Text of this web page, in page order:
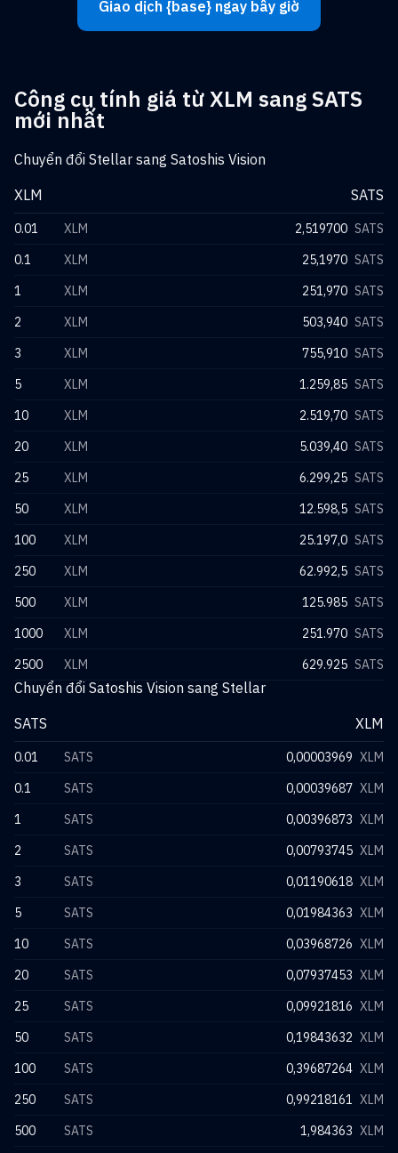
Giao dịch {base} ngay bây giờ
Công cụ tính giá từ XLM sang SATS
mới nhất
Chuyển đổi Stellar sang Satoshis Vision
XLM
SATS
0.01 XLM 2,519700 SATS
0.1
XLM 25,1970 SATS
1
XLM 251,970 SATS
2
XLM 503,940 SATS
3
XLM 755,910 SATS
5
XLM 1.259,85 SATS
10
XLM 2.519,70 SATS
20
XLM 5.039,40 SATS
25
XLM 6.299,25 SATS
50
XLM 12.598,5 SATS
100
XLM 25.197,0 SATS
250
XLM 62.992,5 SATS
500
XLM 125.985 SATS
1000
XLM 251.970 SATS
2500
XLM 629.925 SATS
Chuyển đổi Satoshis Vision sang Stellar
SATS
XLM
0.01 SATS 0,00003969 XLM
0.1
SATS 0,00039687 XLM
1
SATS 0,00396873 XLM
2
SATS 0,00793745 XLM
3
SATS 0,01190618 XLM
5
SATS 0,01984363 XLM
10
SATS 0,03968726 XLM
20
SATS 0,07937453 XLM
25
SATS 0,09921816 XLM
50
SATS 0,19843632 XLM
100
SATS 0,39687264 XLM
250
SATS 0,99218161 XLM
500
SATS 1,984363 XLM